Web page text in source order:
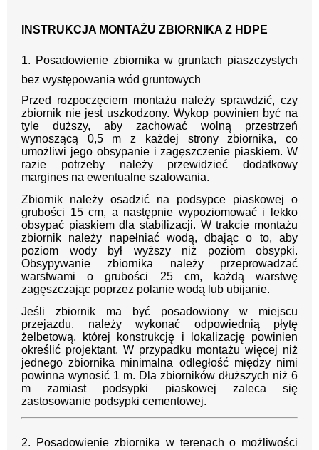
INSTRUKCJA MONTAŻU ZBIORNIKA Z HDPE
1. Posadowienie zbiornika w gruntach piaszczystych
bez występowania wód gruntowych
Przed rozpoczęciem montażu należy sprawdzić, czy
zbiornik nie jest uszkodzony. Wykop powinien być na
tyle duższy, aby zachować wolną przestrzeń
wynoszącą 0,5 m z każdej strony zbiornika, co
umożliwi jego obsypanie i zagęszczenie piaskiem. W
razie potrzeby należy przewidzieć dodatkowy
margines na ewentualne szalowania.
Zbiornik należy osadzić na podsypce piaskowej o
grubości 15 cm, a następnie wypoziomować i lekko
obsypać piaskiem dla stabilizacji. W trakcie montażu
zbiornik należy napełniać wodą, dbając o to, aby
poziom wody był wyższy niż poziom obsypki.
Obsypywanie zbiornika należy przeprowadzać
warstwami o grubości 25 cm, każdą warstwę
zagęszczając poprzez polanie wodą lub ubijanie.
Jeśli zbiornik ma być posadowiony w miejscu
przejazdu, należy wykonać odpowiednią płytę
żelbetową, której konstrukcję i lokalizację powinien
określić projektant. W przypadku montażu więcej niż
jednego zbiornika minimalna odległość między nimi
powinna wynosić 1 m. Dla zbiorników dłuższych niż 6
m zamiast podsypki piaskowej zaleca się
zastosowanie podsypki cementowej.
2. Posadowienie zbiornika w terenach o możliwości